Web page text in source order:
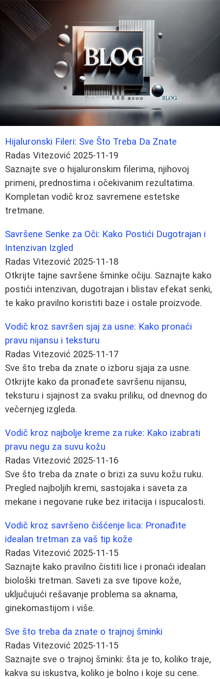
Hijaluronski Fileri: Sve Što Treba Da Znate
Radas Vitezović 2025-11-19
Saznajte sve o hijaluronskim filerima, njihovoj
primeni, prednostima i očekivanim rezultatima.
Kompletan vodič kroz savremene estetske
tretmane.
Savršene Senke za Oči: Kako Postići Dugotrajan i
Intenzivan Izgled
Radas Vitezović 2025-11-18
Otkrijte tajne savršene šminke očiju. Saznajte kako
postići intenzivan, dugotrajan i blistav efekat senki,
te kako pravilno koristiti baze i ostale proizvode.
Vodič kroz savršen sjaj za usne: Kako pronaći
pravu nijansu i teksturu
Radas Vitezović 2025-11-17
Sve što treba da znate o izboru sjaja za usne.
Otkrijte kako da pronađete savršenu nijansu,
teksturu i sjajnost za svaku priliku, od dnevnog do
večernjeg izgleda.
Vodič kroz najbolje kreme za ruke: Kako izabrati
pravu negu za suvu kožu
Radas Vitezović 2025-11-16
Sve što treba da znate o brizi za suvu kožu ruku.
Pregled najboljih kremi, sastojaka i saveta za
mekane i negovane ruke bez iritacija i ispucalosti.
Vodič kroz savršeno čišćenje lica: Pronađite
idealan tretman za vaš tip kože
Radas Vitezović 2025-11-15
Saznajte kako pravilno čistiti lice i pronaći idealan
biološki tretman. Saveti za sve tipove kože,
uključujući rešavanje problema sa aknama,
ginekomastijom i više.
Sve što treba da znate o trajnoj šminki
Radas Vitezović 2025-11-15
Saznajte sve o trajnoj šminki: šta je to, koliko traje,
kakva su iskustva, koliko je bolno i koje su cene.